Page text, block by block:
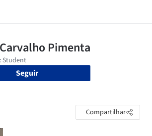
Seguir
Compartilhar